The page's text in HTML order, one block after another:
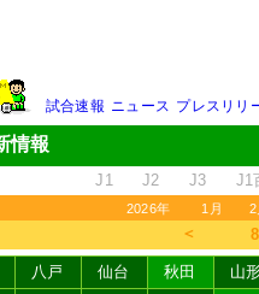
試合速報 ニュース プレスリリ
情報
J1 J2 J3 J1
2026年 1月 2
＜
八戸 仙台 秋田 山